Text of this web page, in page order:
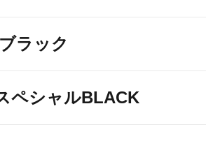
ラック
ペシャルBLACK